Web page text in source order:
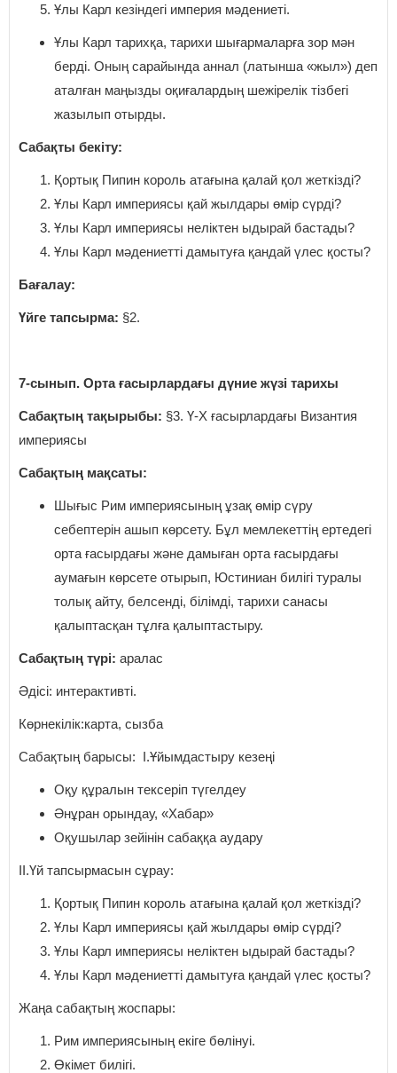
Ұлы Карл кезіндегі империя мәдениеті.
Ұлы Карл тарихқа, тарихи шығармаларға зор мән
берді. Оның сарайында аннал (латынша «жыл») деп
аталған маңызды оқиғалардың шежірелік тізбегі
жазылып отырды.
Сабақты бекіту:
Қортық Пипин король атағына қалай қол жеткізді?
Ұлы Карл империясы қай жылдары өмір сүрді?
Ұлы Карл империясы неліктен ыдырай бастады?
Ұлы Карл мәдениетті дамытуға қандай үлес қосты?
Бағалау:
Үйге тапсырма: §2.
7-сынып. Орта ғасырлардағы дүние жүзі тарихы
Сабақтың тақырыбы: §3. Ү-Х ғасырлардағы Византия
империясы
Сабақтың мақсаты:
Шығыс Рим империясының ұзақ өмір сүру
себептерін ашып көрсету. Бұл мемлекеттің ертедегі
орта ғасырдағы және дамыған орта ғасырдағы
аумағын көрсете отырып, Юстиниан билігі туралы
толық айту, белсенді, білімді, тарихи санасы
қалыптасқан тұлға қалыптастыру.
Сабақтың түрі: аралас
Әдісі: интерактивті.
Көрнекілік:карта, сызба
Сабақтың барысы: І.Ұйымдастыру кезеңі
Оқу құралын тексеріп түгелдеу
Әнұран орындау, «Хабар»
Оқушылар зейінін сабаққа аудару
ІІ.Үй тапсырмасын сұрау:
Қортық Пипин король атағына қалай қол жеткізді?
Ұлы Карл империясы қай жылдары өмір сүрді?
Ұлы Карл империясы неліктен ыдырай бастады?
Ұлы Карл мәдениетті дамытуға қандай үлес қосты?
Жаңа сабақтың жоспары:
Рим империясының екіге бөлінуі.
Өкімет билігі.